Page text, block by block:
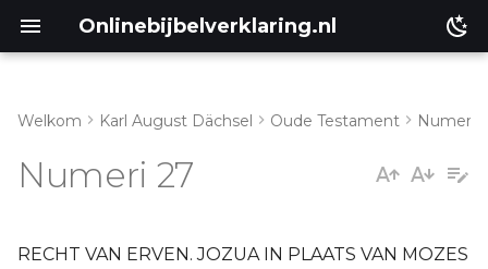
Onlinebijbelverklaring.nl
Lukas
Welkom Karl August Dächsel Oude Testament Numeri
Numeri 27
RECHT VAN ERVEN. JOZUA IN PLAATS VAN MOZES